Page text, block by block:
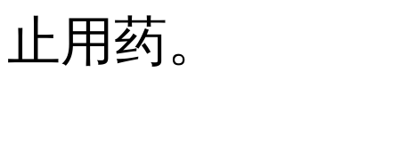
止用药。